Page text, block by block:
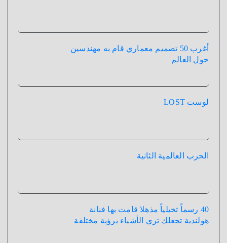
أغرب 50 تصميم معماري قام به مهندسين
حول العالم
لوست LOST
الحرب العالمية الثانية
40 رسماً تخيلياً مذهلا قامت بها فنانة
هولندية تجعلك تري الأشياء برؤية مختلفة